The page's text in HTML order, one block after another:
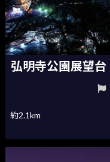
弘明寺公園展望台
約2.1km